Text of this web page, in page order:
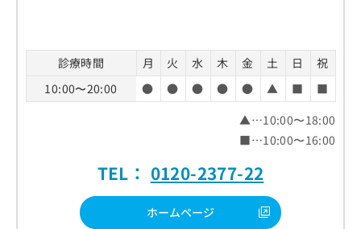
診療時間 月 火 水 木 金 土 日
祝
10:00〜20:00
● ● ● ● ● ▲ ■
■
▲…10:00〜18:00
■…10:00〜16:00
TEL： 0120-2377-22
ホームページ